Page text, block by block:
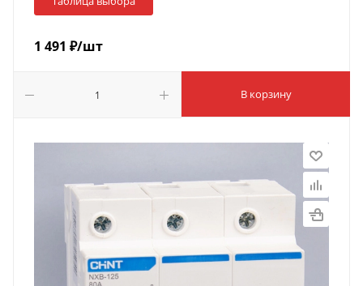
1 491 ₽/шт
В корзину